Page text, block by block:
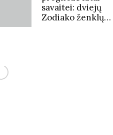
savaitei: dviejų
Zodiako ženklų